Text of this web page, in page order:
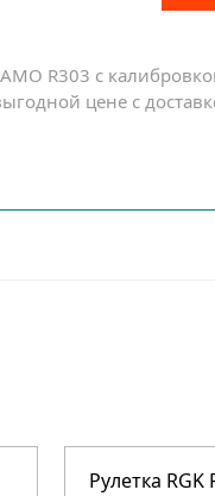
R303 с
цене с
Рулетка RGK